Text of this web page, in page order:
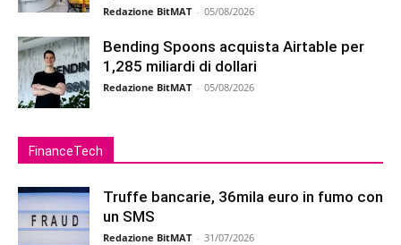
Redazione BitMAT - 05/08/2026
Bending Spoons acquista Airtable per
1,285 miliardi di dollari
Redazione BitMAT - 05/08/2026
FinanceTech
Truffe bancarie, 36mila euro in fumo con
un SMS
Redazione BitMAT - 31/07/2026